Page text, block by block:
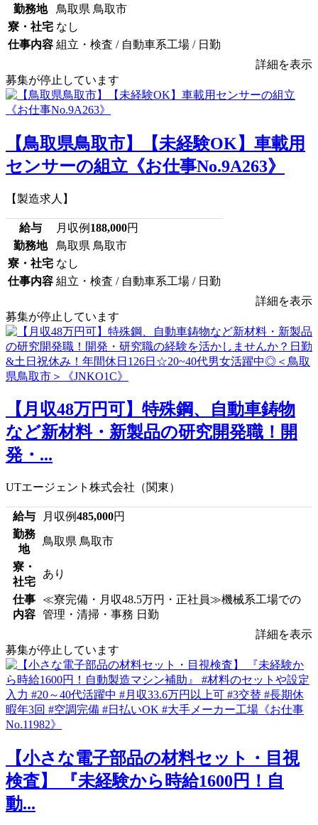
勤務地
鳥取県 鳥取市
寮・社宅 なし
仕事内容 組立・検査 / 自動車系工場 / 日勤
詳細を表示
募集が停止しています
【鳥取県鳥取市】【未経験OK】車載用
センサーの組立《お仕事No.9A263》
【製造求人】
給与 月収例 188,000円
勤務地
鳥取県 鳥取市
寮・社宅 なし
仕事内容 組立・検査 / 自動車系工場 / 日勤
詳細を表示
募集が停止しています
【月収48万円可】特殊鋼、自動車鋳物
など新材料・新製品の研究開発職！開
発・...
UTエージェント株式会社（関東）
給与 月収例485,000円
勤務
地
鳥取県 鳥取市
寮・
社宅
あり
仕事
内容
≪寮完備・月収48.5万円・正社員≫機械系工場での
管理・清掃・事務 日勤
詳細を表示
募集が停止しています
【小さな電子部品の材料セット・目視
検査】 『未経験から時給1600円！自
動...